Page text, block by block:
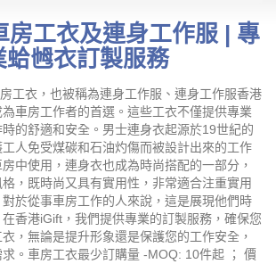
房工衣及連身工作服 | 專
蛤乸衣訂製服務
工衣，也被稱為連身工作服、連身工作服香港
車房工作者的首選。這些工衣不僅提供專業
的舒適和安全。男士連身衣起源於19世紀的
人免受煤碳和石油灼傷而被設計出來的工作
中使用，連身衣也成為時尚搭配的一部分，
，既時尚又具有實用性，非常適合注重實用
對於從事車房工作的人來說，這是展現他們時
香港iGift，我們提供專業的訂製服務，確保您
，無論是提升形象還是保護您的工作安全，
。車房工衣最少訂購量 -MOQ: 10件起 ； 價